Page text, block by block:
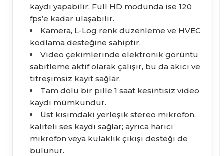
kaydı yapabilir; Full HD modunda ise 120
fps’e kadar ulaşabilir.
Kamera, L-Log renk düzenleme ve HVEC
kodlama desteğine sahiptir.
Video çekimlerinde elektronik görüntü
sabitleme aktif olarak çalışır, bu da akıcı ve
titreşimsiz kayıt sağlar.
Tam dolu bir pille 1 saat kesintisiz video
kaydı mümkündür.
Üst kısımdaki yerleşik stereo mikrofon,
kaliteli ses kaydı sağlar; ayrıca harici
mikrofon veya kulaklık çıkışı desteği de
bulunur.